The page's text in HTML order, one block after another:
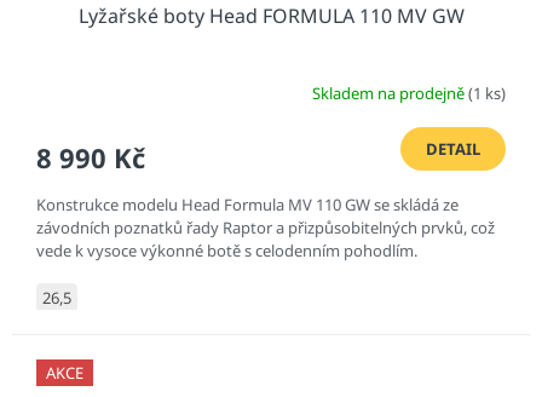
Lyžařské boty Head FORMULA 110 MV GW
Skladem na prodejně(1 ks)
8 990 Kč DETAIL
Konstrukce modelu Head Formula MV 110 GW se skládá ze
závodních poznatků řady Raptor a přizpůsobitelných prvků, což
vede k vysoce výkonné botě s celodenním pohodlím.
26,5
AKCE